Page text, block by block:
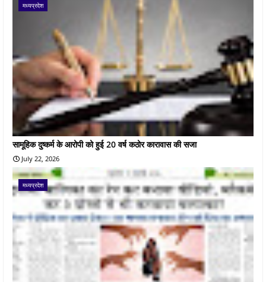
मध्यप्रदेश
सामूहिक दुष्कर्म के आरोपी को हुई 20 वर्ष कठोर कारावास की सजा
July 22, 2026
मध्यप्रदेश